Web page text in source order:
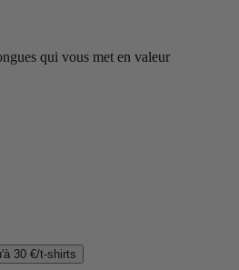
qui vous met en valeur
30 €/t-shirts